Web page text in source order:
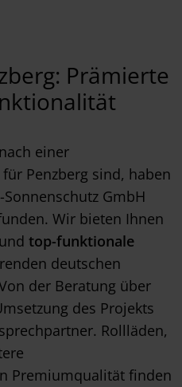
Prämierte
einer
Penzberg sind, haben
GmbH
Wir bieten Ihnen
top-funktionale
deutschen
der Beratung über
des Projekts
Rollläden,
Premiumqualität finden